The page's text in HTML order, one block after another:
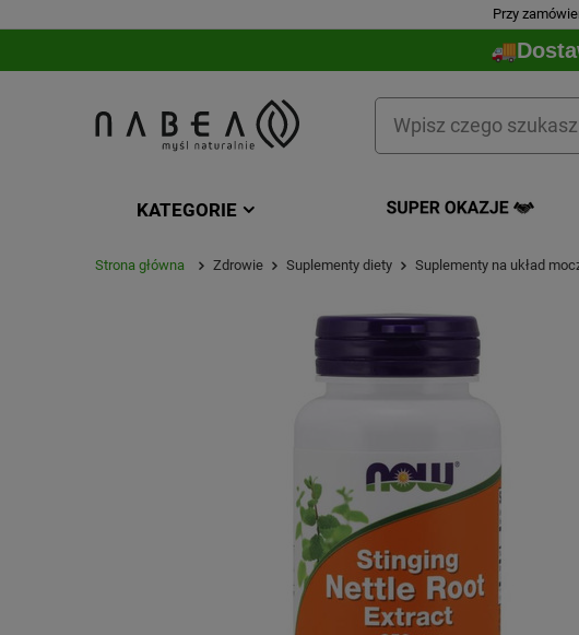
Przy
KATEGORIE
Strona główna Zdrowie Suplementy diety Suplementy na układ